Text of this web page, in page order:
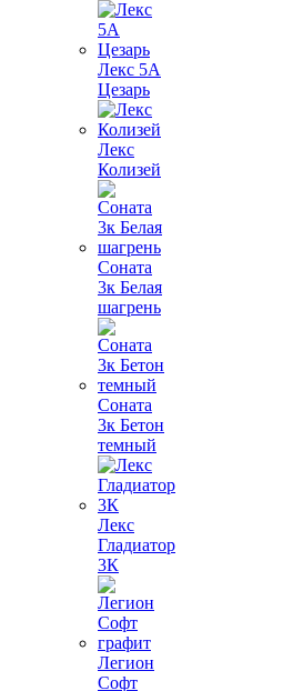
Лекс 5А
Цезарь
Лекс
Колизей
Соната
3к Белая
шагрень
Соната
3к Бетон
темный
Лекс
Гладиатор
3К
Легион
Софт